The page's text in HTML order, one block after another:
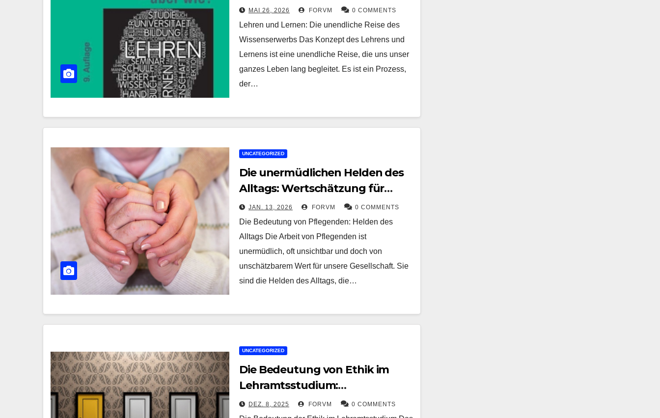
intellektuellen Entwicklung
MAI 26, 2026 FORVM 0 COMMENTS
Lehren und Lernen: Die unendliche Reise des
Wissenserwerbs Das Konzept des Lehrens und
Lernens ist eine unendliche Reise, die uns unser
ganzes Leben lang begleitet. Es ist ein Prozess,
der…
UNCATEGORIZED
Die unermüdlichen Helden des
Alltags: Wertschätzung für
Pflegende
JAN. 13, 2026 FORVM 0 COMMENTS
Die Bedeutung von Pflegenden: Helden des
Alltags Die Arbeit von Pflegenden ist
unermüdlich, oft unsichtbar und doch von
unschätzbarem Wert für unsere Gesellschaft. Sie
sind die Helden des Alltags, die…
UNCATEGORIZED
Die Bedeutung von Ethik im
Lehramtsstudium:
Werteerziehung und
DEZ. 8, 2025 FORVM 0 COMMENTS